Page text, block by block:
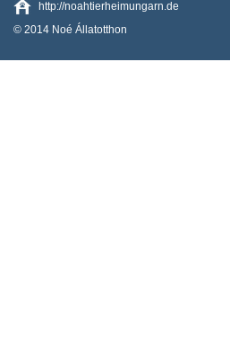
http://noahtierheimungarn.de
© 2014 Noé Állatotthon